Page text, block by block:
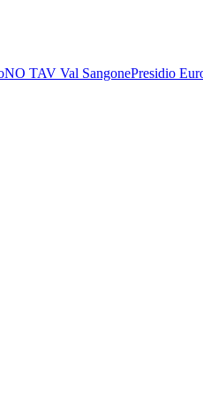
NO TAV Val SangonePresidio